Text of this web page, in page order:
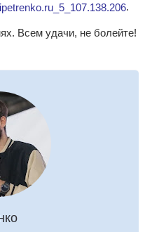
.
Всем удачи, не болейте!